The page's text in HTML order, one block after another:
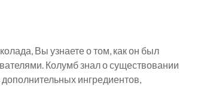
Вы узнаете о том, как он был
Колумб знал о существовании
ингредиентов,